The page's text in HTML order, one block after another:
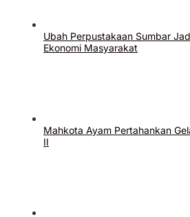
Ubah Perpustakaan Sumbar
Ekonomi Masyarakat
Mahkota Ayam Pertahankan
II